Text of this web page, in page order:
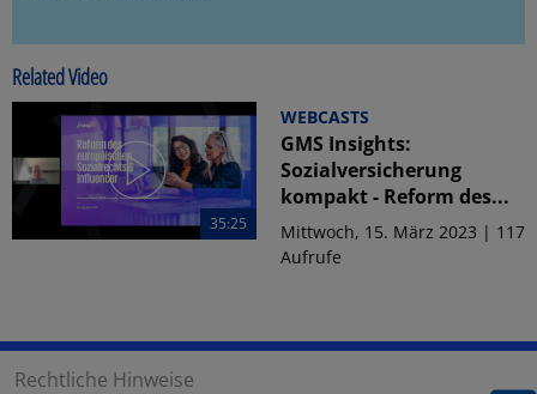
Related Video
35:25
WEBCASTS
GMS Insights:
Sozialversicherung
kompakt - Reform des...
Mittwoch, 15. März 2023 | 117
Aufrufe
Rechtliche Hinweise